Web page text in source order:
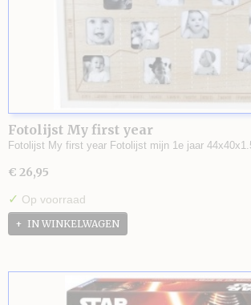
Fotolijst My first year
Fotolijst My first year Fotolijst mijn 1e jaar
€ 26,95
✓ Op voorraad
IN WINKELWAGEN